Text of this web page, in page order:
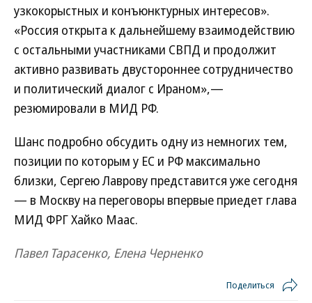
узкокорыстных и конъюнктурных интересов».
«Россия открыта к дальнейшему взаимодействию
с остальными участниками СВПД и продолжит
активно развивать двустороннее сотрудничество
и политический диалог с Ираном»,—
резюмировали в МИД РФ.
Шанс подробно обсудить одну из немногих тем,
позиции по которым у ЕС и РФ максимально
близки, Сергею Лаврову представится уже сегодня
— в Москву на переговоры впервые приедет глава
МИД ФРГ Хайко Маас.
Павел Тарасенко, Елена Черненко
Поделиться